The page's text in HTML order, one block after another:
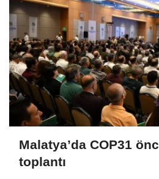
Malatya’da COP31
toplantı